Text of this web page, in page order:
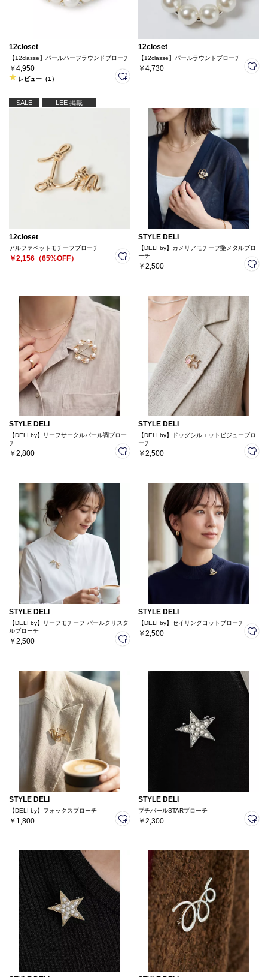
12closet
【12classe】パールハーフラウンドブローチ
￥4,950
レビュー（1）
12closet
【12classe】パールラウンドブローチ
￥4,730
SALE LEE 掲載
12closet
アルファベットモチーフブローチ
￥2,156（65%OFF）
STYLE DELI
【DELI by】カメリアモチーフ艶メタルブロ
ーチ
￥2,500
STYLE DELI
【DELI by】リーフサークルパール調ブロー
チ
￥2,800
STYLE DELI
【DELI by】ドッグシルエットビジューブロ
ーチ
￥2,500
STYLE DELI
【DELI by】リーフモチーフ パールクリスタ
ルブローチ
￥2,500
STYLE DELI
【DELI by】セイリングヨットブローチ
￥2,500
STYLE DELI
【DELI by】フォックスブローチ
￥1,800
STYLE DELI
プチパールSTARブローチ
￥2,300